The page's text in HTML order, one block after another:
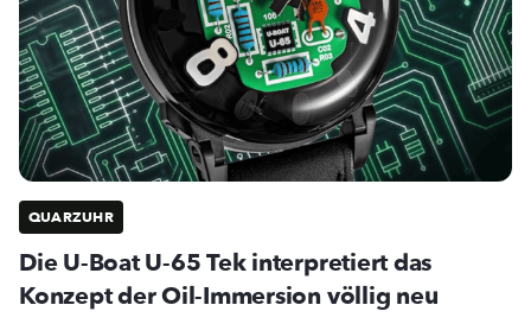
QUARZUHR
Die U-Boat U-65 Tek interpretiert das
Konzept der Oil-Immersion völlig neu